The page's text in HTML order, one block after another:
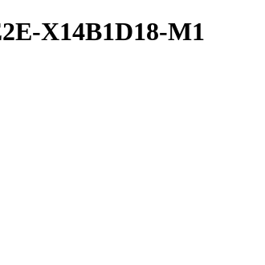
X14B1D18-M1